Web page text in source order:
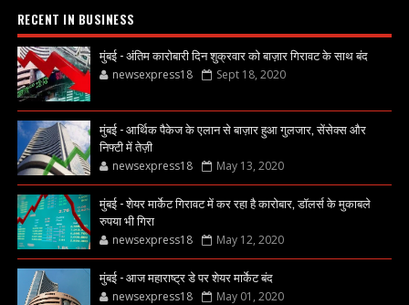
RECENT IN BUSINESS
मुंबई - अंतिम कारोबारी दिन शुक्रवार को बाज़ार गिरावट के साथ बंद
newsexpress18 Sept 18, 2020
मुंबई - आर्थिक पैकेज के एलान से बाज़ार हुआ गुलजार, सेंसेक्स और
निफ्टी में तेज़ी
newsexpress18 May 13, 2020
मुंबई - शेयर मार्केट गिरावट में कर रहा है कारोबार, डॉलर्स के मुकाबले
रुपया भी गिरा
newsexpress18 May 12, 2020
मुंबई - आज महाराष्ट्र डे पर शेयर मार्केट बंद
newsexpress18 May 01, 2020